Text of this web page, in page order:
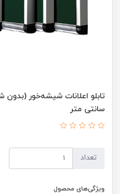
سانتی متر
تعداد
ویژگی‌های محصول